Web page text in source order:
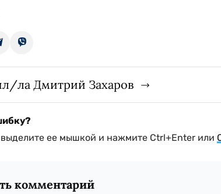
ла Дмитрий Захаров
ее мышкой и нажмите Ctrl+Enter или
комментарий